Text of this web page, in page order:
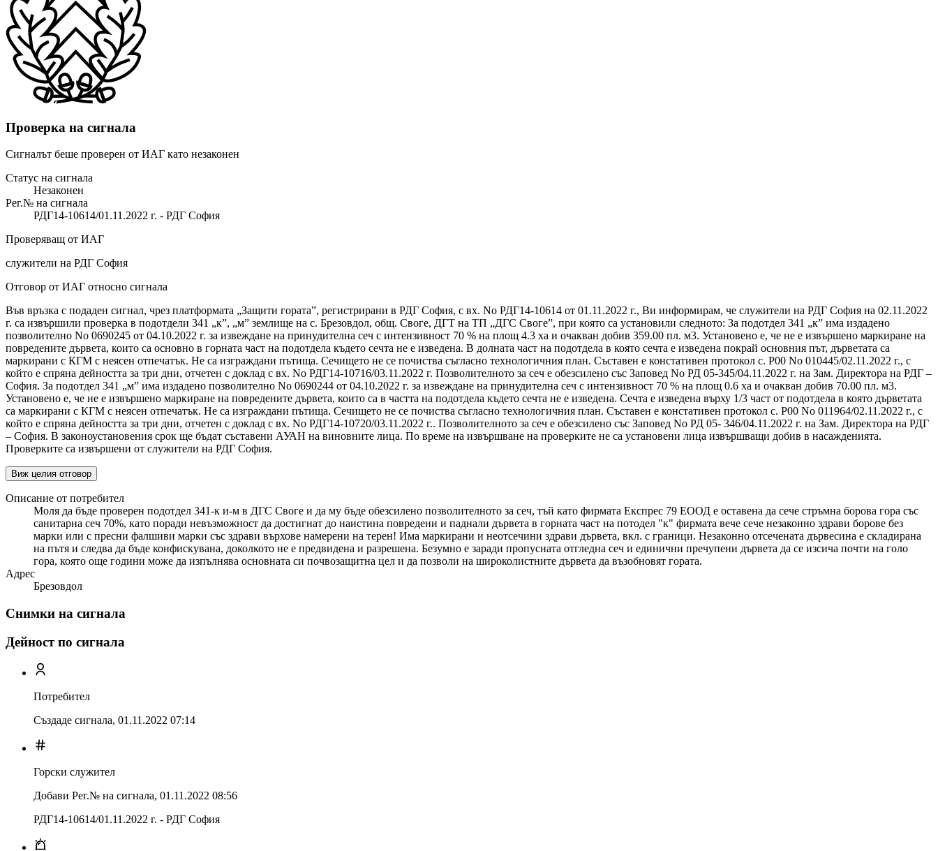
Проверка на сигнала
Сигналът беше проверен от ИАГ като незаконен
Статус на сигнала
Незаконен
Рег.№ на сигнала
РДГ14-10614/01.11.2022 г. - РДГ София
Проверяващ от ИАГ
служители на РДГ София
Отговор от ИАГ относно сигнала
Във връзка с подаден сигнал, чрез платформата „Защити гората”, регистрирани в РДГ София, с вх. No РДГ14-10614 от 01.11.2022 г., Ви информирам, че служители на РДГ София на 02.11.2022
г. са извършили проверка в подотдели 341 „к”, „м” землище на с. Брезовдол, общ. Своге, ДГТ на ТП „ДГС Своге”, при която са установили следното: За подотдел 341 „к” има издадено
позволително No 0690245 от 04.10.2022 г. за извеждане на принудителна сеч с интензивност 70 % на площ 4.3 ха и очакван добив 359.00 пл. м3. Установено е, че не е извършено маркиране на
повредените дървета, които са основно в горната част на подотдела където сечта не е изведена. В долната част на подотдела в която сечта е изведена покрай основния път, дърветата са
маркирани с КГМ с неясен отпечатък. Не са изграждани пътища. Сечището не се почиства съгласно технологичния план. Съставен е констативен протокол с. Р00 No 010445/02.11.2022 г., с
който е спряна дейността за три дни, отчетен с доклад с вх. No РДГ14-10716/03.11.2022 г. Позволителното за сеч е обезсилено със Заповед No РД 05-345/04.11.2022 г. на Зам. Директора на РДГ –
София. За подотдел 341 „м” има издадено позволително No 0690244 от 04.10.2022 г. за извеждане на принудителна сеч с интензивност 70 % на площ 0.6 ха и очакван добив 70.00 пл. м3.
Установено е, че не е извършено маркиране на повредените дървета, които са в частта на подотдела където сечта не е изведена. Сечта е изведена върху 1/3 част от подотдела в която дърветата
са маркирани с КГМ с неясен отпечатък. Не са изграждани пътища. Сечището не се почиства съгласно технологичния план. Съставен е констативен протокол с. Р00 No 011964/02.11.2022 г., с
който е спряна дейността за три дни, отчетен с доклад с вх. No РДГ14-10720/03.11.2022 г.. Позволителното за сеч е обезсилено със Заповед No РД 05- 346/04.11.2022 г. на Зам. Директора на РДГ
– София. В законоустановения срок ще бъдат съставени АУАН на виновните лица. По време на извършване на проверките не са установени лица извършващи добив в насажденията.
Проверките са извършени от служители на РДГ София.
Виж целия отговор
Описание от потребител
Моля да бъде проверен подотдел 341-к и-м в ДГС Своге и да му бъде обезсилено позволителното за сеч, тъй като фирмата Експрес 79 ЕООД е оставена да сече стръмна борова гора със
санитарна сеч 70%, като поради невъзможност да достигнат до наистина повредени и паднали дървета в горната част на потодел "к" фирмата вече сече незаконно здрави борове без
марки или с пресни фалшиви марки със здрави върхове намерени на терен! Има маркирани и неотсечини здрави дървета, вкл. с граници. Незаконно отсечената дървесина е складирана
на пътя и следва да бъде конфискувана, доколкото не е предвидена и разрешена. Безумно е заради пропусната отгледна сеч и единични пречупени дървета да се изсича почти на голо
гора, която още години може да изпълнява основната си почвозащитна цел и да позволи на широколистните дървета да възобновят гората.
Адрес
Брезовдол
Снимки на сигнала
Дейност по сигнала
Потребител
Създаде сигнала, 01.11.2022 07:14
Горски служител
Добави Рег.№ на сигнала, 01.11.2022 08:56
РДГ14-10614/01.11.2022 г. - РДГ София